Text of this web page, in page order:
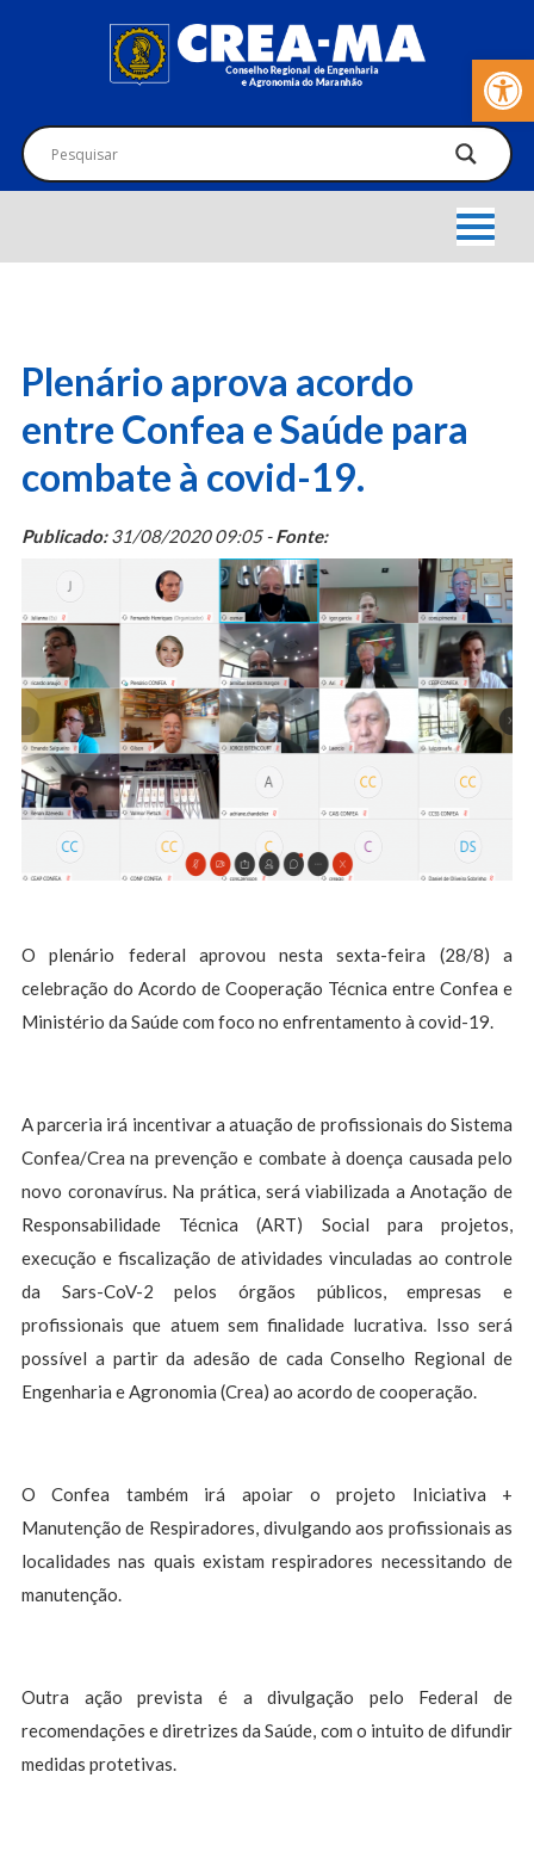
Barra de
Plenário aprova acordo
entre Confea e Saúde para
combate à covid-19.
Publicado:31/08/2020 09:05 -Fonte:
O plenário federal aprovou nesta sexta-feira (28/8) a
celebração do Acordo de Cooperação Técnica entre Confea e
Ministério da Saúde com foco no enfrentamento à covid-19.
A parceria irá incentivar a atuação de profissionais do Sistema
Confea/Crea na prevenção e combate à doença causada pelo
novo coronavírus. Na prática, será viabilizada a Anotação de
Responsabilidade Técnica (ART) Social para projetos,
execução e fiscalização de atividades vinculadas ao controle
da Sars-CoV-2 pelos órgãos públicos, empresas e
profissionais que atuem sem finalidade lucrativa. Isso será
possível a partir da adesão de cada Conselho Regional de
Engenharia e Agronomia (Crea) ao acordo de cooperação.
O Confea também irá apoiar o projeto Iniciativa +
Manutenção de Respiradores, divulgando aos profissionais as
localidades nas quais existam respiradores necessitando de
manutenção.
Outra ação prevista é a divulgação pelo Federal de
recomendações e diretrizes da Saúde, com o intuito de difundir
medidas protetivas.